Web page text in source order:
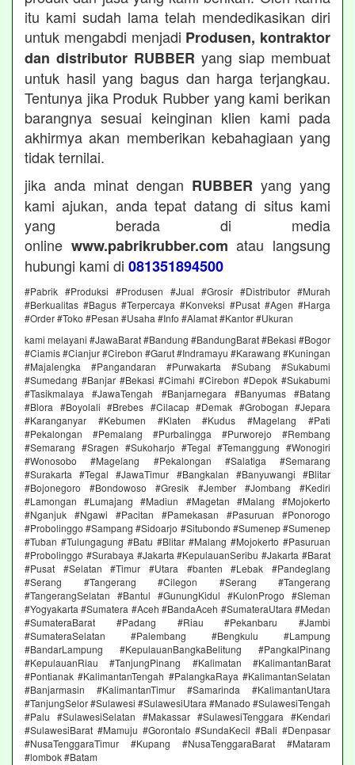
itu kami sudah lama telah mendedikasikan diri
untuk mengabdi menjadi Produsen, kontraktor
dan distributor RUBBER yang siap membuat
untuk hasil yang bagus dan harga terjangkau.
Tentunya jika Produk Rubber yang kami berikan
barangnya sesuai keinginan klien kami pada
akhirmya akan memberikan kebahagiaan yang
tidak ternilai.
jika anda minat dengan RUBBER yang yang
kami ajukan, anda tepat datang di situs kami
yang berada di media
online www.pabrikrubber.com atau langsung
hubungi kami di 081351894500
#Pabrik #Produksi #Produsen #Jual #Grosir #Distributor #Murah
#Berkualitas #Bagus #Terpercaya #Konveksi #Pusat #Agen #Harga
#Order #Toko #Pesan #Usaha #Info #Alamat #Kantor #Ukuran
kami melayani #JawaBarat #Bandung #BandungBarat #Bekasi #Bogor
#Ciamis #Cianjur #Cirebon #Garut #Indramayu #Karawang #Kuningan
#Majalengka #Pangandaran #Purwakarta #Subang #Sukabumi
#Sumedang #Banjar #Bekasi #Cimahi #Cirebon #Depok #Sukabumi
#Tasikmalaya #JawaTengah #Banjarnegara #Banyumas #Batang
#Blora #Boyolali #Brebes #Cilacap #Demak #Grobogan #Jepara
#Karanganyar #Kebumen #Klaten #Kudus #Magelang #Pati
#Pekalongan #Pemalang #Purbalingga #Purworejo #Rembang
#Semarang #Sragen #Sukoharjo #Tegal #Temanggung #Wonogiri
#Wonosobo #Magelang #Pekalongan #Salatiga #Semarang
#Surakarta #Tegal #JawaTimur #Bangkalan #Banyuwangi #Blitar
#Bojonegoro #Bondowoso #Gresik #Jember #Jombang #Kediri
#Lamongan #Lumajang #Madiun #Magetan #Malang #Mojokerto
#Nganjuk #Ngawi #Pacitan #Pamekasan #Pasuruan #Ponorogo
#Probolinggo #Sampang #Sidoarjo #Situbondo #Sumenep #Sumenep
#Tuban #Tulungagung #Batu #Blitar #Malang #Mojokerto #Pasuruan
#Probolinggo #Surabaya #Jakarta #KepulauanSeribu #Jakarta #Barat
#Pusat #Selatan #Timur #Utara #banten #Lebak #Pandeglang
#Serang #Tangerang #Cilegon #Serang #Tangerang
#TangerangSelatan #Bantul #GunungKidul #KulonProgo #Sleman
#Yogyakarta #Sumatera #Aceh #BandaAceh #SumateraUtara #Medan
#SumateraBarat #Padang #Riau #Pekanbaru #Jambi
#SumateraSelatan #Palembang #Bengkulu #Lampung
#BandarLampung #KepulauanBangkaBelitung #PangkalPinang
#KepulauanRiau #TanjungPinang #Kalimatan #KalimantanBarat
#Pontianak #KalimantanTengah #PalangkaRaya #KalimantanSelatan
#Banjarmasin #KalimantanTimur #Samarinda #KalimantanUtara
#TanjungSelor #Sulawesi #SulawesiUtara #Manado #SulawesiTengah
#Palu #SulawesiSelatan #Makassar #SulawesiTenggara #Kendari
#SulawesiBarat #Mamuju #Gorontalo #SundaKecil #Bali #Denpasar
#NusaTenggaraTimur #Kupang #NusaTenggaraBarat #Mataram
#lombok #Batam